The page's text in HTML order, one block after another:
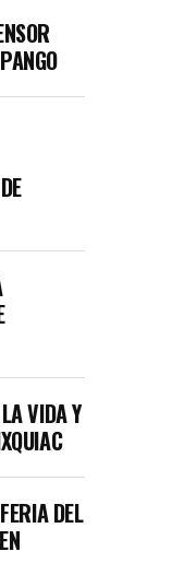
VIDA Y
DEL